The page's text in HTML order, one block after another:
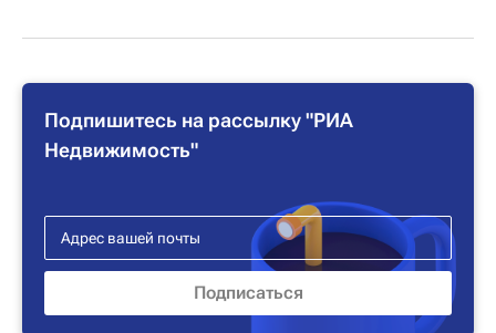
Подпишитесь на рассылку "РИА
Недвижимость"